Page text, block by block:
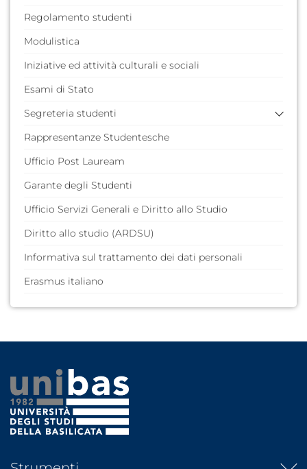
Regolamento studenti
Modulistica
Iniziative ed attività culturali e sociali
Esami di Stato
Segreteria studenti
F.A.Q. (domande poste frequentemente)
Guida dello Studente
Rappresentanze Studentesche
Ufficio Post Lauream
Garante degli Studenti
Ufficio Servizi Generali e Diritto allo Studio
Diritto allo studio (ARDSU)
Informativa sul trattamento dei dati personali
Erasmus italiano